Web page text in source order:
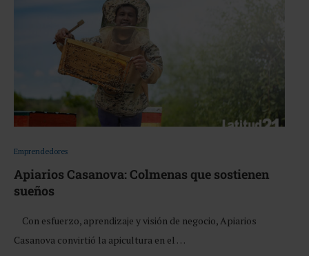
Emprendedores
Apiarios Casanova: Colmenas que sostienen
sueños
Con esfuerzo, aprendizaje y visión de negocio, Apiarios
Casanova convirtió la apicultura en el …